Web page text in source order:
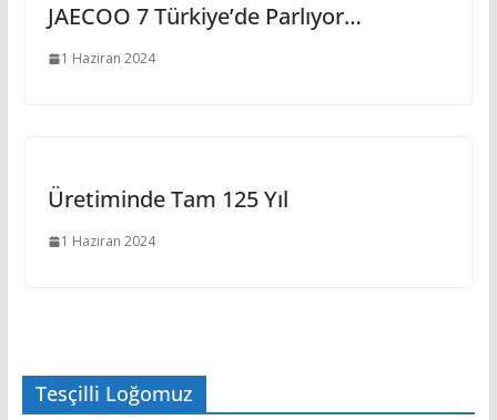
JAECOO 7 Türkiye’de Parlıyor…
1 Haziran 2024
Üretiminde Tam 125 Yıl
1 Haziran 2024
Tesçilli Loğomuz